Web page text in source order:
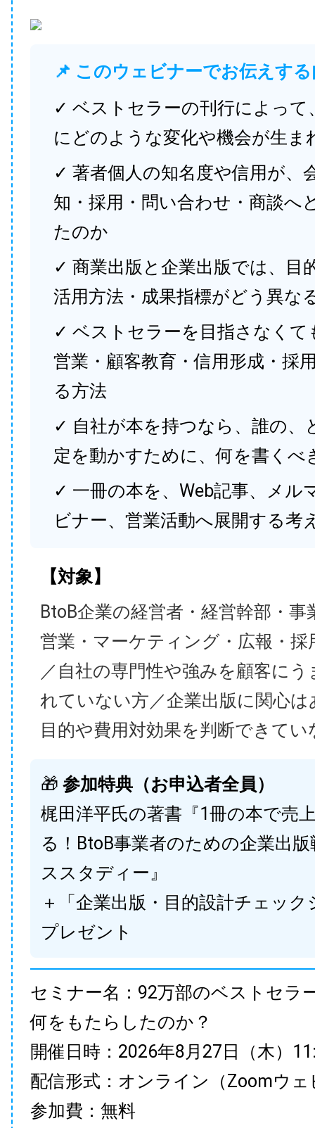
📌 このウェビナーでお伝えす
✓ ベストセラーの刊行によって
にどのような変化や機会が生ま
✓ 著者個人の知名度や信用が、
知・採用・問い合わせ・商談へ
たのか
✓ 商業出版と企業出版では、目
活用方法・成果指標がどう異な
✓ ベストセラーを目指さなくて
営業・顧客教育・信用形成・採
る方法
✓ 自社が本を持つなら、誰の、
定を動かすために、何を書くべ
✓ 一冊の本を、Web記事、メル
ビナー、営業活動へ展開する考
【対象】
BtoB企業の経営者・経営幹部・事
営業・マーケティング・広報・採
／自社の専門性や強みを顧客に
れていない方／企業出版に関心
目的や費用対効果を判断できてい
🎁 参加特典（お申込者全員）
梶田洋平氏の著書『1冊の本で売
る！BtoB事業者のための企業出
ススタディー』
＋「企業出版・目的設計チェック
プレゼント
セミナー名：92万部のベストセラ
何をもたらしたのか？
開催日時：2026年8月27日（木）
配信形式：オンライン（Zoomウェ
参加費：無料